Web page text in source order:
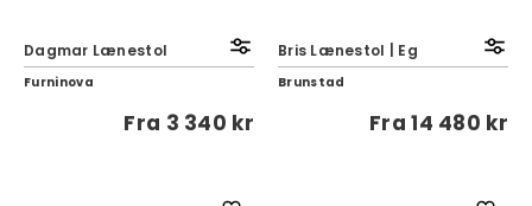
Dagmar Lænestol
Furninova
Fra 3 340 kr
Bris Lænestol | Eg
Brunstad
Fra14 480 kr